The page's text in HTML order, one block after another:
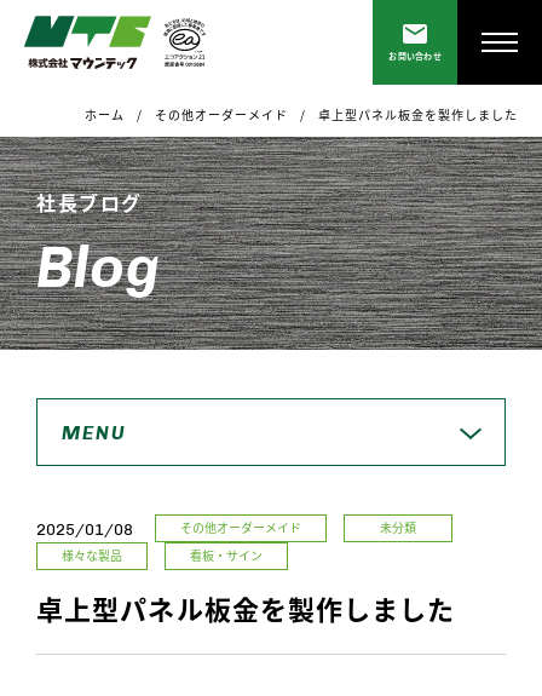
お問い合わせ
ホーム その他オーダーメイド 卓上型パネル板金を製作しました
社長ブログ
Blog
MENU
2025/01/08 その他オーダーメイド
未分類
様々な製品
看板・サイン
卓上型パネル板金を製作しました